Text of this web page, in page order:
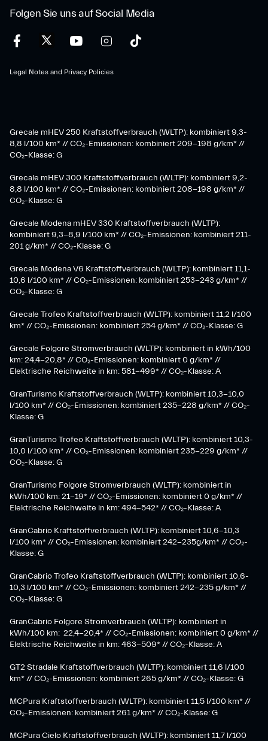
Folgen Sie uns auf Social Media
Legal Notes and Privacy Policies
Grecale mHEV 250 Kraftstoffverbrauch (WLTP): kombiniert 9,3-
8,8 l/100 km* // CO₂-Emissionen: kombiniert 209-198 g/km* ​//
CO₂-Klasse: G
Grecale mHEV 300 Kraftstoffverbrauch (WLTP): kombiniert 9,2-
8,8 l/100 km* // CO₂-Emissionen: kombiniert 208-198 g/km* //
CO₂-Klasse: G
Grecale Modena mHEV 330 Kraftstoffverbrauch (WLTP):
kombiniert 9,3-8,9 l/100 km* // CO₂-Emissionen: kombiniert 211-
201 g/km* // CO₂-Klasse: G
Grecale Modena V6 Kraftstoffverbrauch (WLTP): kombiniert 11,1-
10,6 l/100 km* // CO₂-Emissionen: kombiniert 253-243 g/km* //
CO₂-Klasse: G
Grecale Trofeo Kraftstoffverbrauch (WLTP): kombiniert 11,2 l/100
km* // CO₂-Emissionen: kombiniert 254 g/km* // CO₂-Klasse: G
Grecale Folgore Stromverbrauch (WLTP): kombiniert in kWh/100
km: 24,4-20,8* // CO₂-Emissionen: kombiniert 0 g/km* //
Elektrische Reichweite in km: 581-499* // CO₂-Klasse: A
GranTurismo Kraftstoffverbrauch (WLTP): kombiniert 10,3-10,0
l/100 km* // CO₂-Emissionen: kombiniert 235-228 g/km* // CO₂-
Klasse: G
GranTurismo Trofeo Kraftstoffverbrauch (WLTP): kombiniert 10,3-
10,0 l/100 km* // CO₂-Emissionen: kombiniert 235-229 g/km* //
CO₂-Klasse: G
GranTurismo Folgore Stromverbrauch (WLTP): kombiniert in
kWh/100 km: 21-19* // CO₂-Emissionen: kombiniert 0 g/km* //
Elektrische Reichweite in km: 494-542* // CO₂-Klasse: A
GranCabrio Kraftstoffverbrauch (WLTP): kombiniert 10,6-10,3
l/100 km* // CO₂-Emissionen: kombiniert 242-235g/km* // CO₂-
Klasse: G
GranCabrio Trofeo Kraftstoffverbrauch (WLTP): kombiniert 10,6-
10,3 l/100 km* // CO₂-Emissionen: kombiniert 242-235 g/km* //
CO₂-Klasse: G
GranCabrio Folgore Stromverbrauch (WLTP): kombiniert in
kWh/100 km: 22,4-20,4* // CO₂-Emissionen: kombiniert 0 g/km* //
Elektrische Reichweite in km: 463-509* // CO₂-Klasse: A
GT2 Stradale Kraftstoffverbrauch (WLTP): kombiniert 11,6 l/100
km* // CO₂-Emissionen: kombiniert 265 g/km* // CO₂-Klasse: G
MCPura Kraftstoffverbrauch (WLTP): kombiniert 11,5 l/100 km* //
CO₂-Emissionen: kombiniert 261 g/km* // CO₂-Klasse: G
MCPura Cielo Kraftstoffverbrauch (WLTP): kombiniert 11,7 l/100